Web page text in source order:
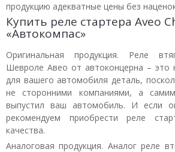
продукцию адекватные цены без
Купить реле стартера Aveo
«Автокомпас»
Оригинальная продукция. Реле
Шевроле Авео от автоконцерна – это
для вашего автомобиля деталь,
не сторонними компаниями, а
выпустил ваш автомобиль. И если
рекомендуем приобрести реле
качества.
Аналоговая продукция. Аналог реле